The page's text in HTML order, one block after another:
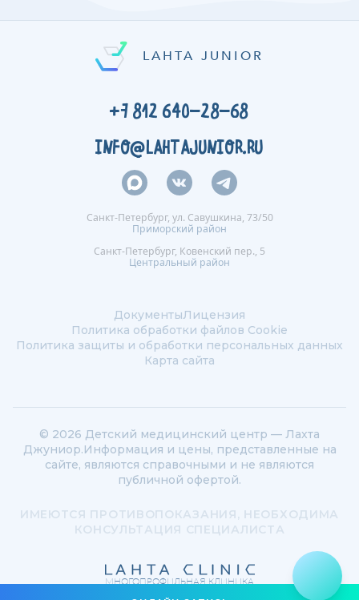
LAHTA JUNIOR
+7 812 640-28-68
INFO@LAHTAJUNIOR.RU
Санкт-Петербург, ул. Савушкина, 73/50
Приморский район
Санкт-Петербург, Ковенский пер., 5
Центральный район
ДокументыЛицензия
Политика обработки файлов Сookie
Политика защиты и обработки персональных данных
Карта сайта
© 2026 Детский медицинский центр — Лахта
Джуниор.Информация и цены, представленные на
сайте, являются справочными и не являются
публичной офертой.
ИМЕЮТСЯ ПРОТИВОПОКАЗАНИЯ, НЕОБХОДИМА
КОНСУЛЬТАЦИЯ СПЕЦИАЛИСТА
МНОГОПРОФИЛЬНАЯ КЛИНИКА